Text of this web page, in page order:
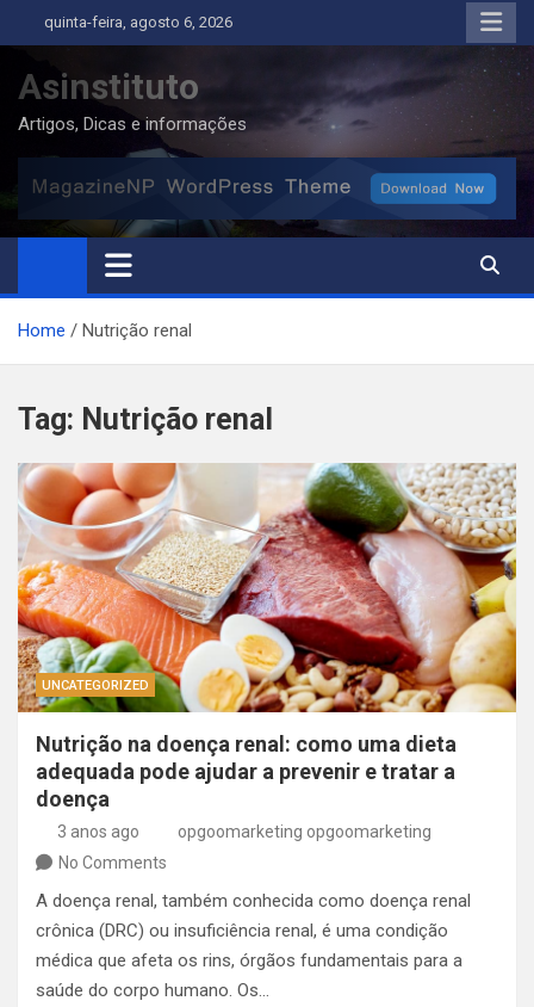
to
content
quinta-feira, agosto 6, 2026
Asinstituto
Artigos, Dicas e informações
Home Nutrição renal
Tag: Nutrição renal
UNCATEGORIZED
Nutrição na doença renal: como uma dieta
adequada pode ajudar a prevenir e tratar a
doença
3 anos ago
opgoomarketing opgoomarketing
No Comments
A doença renal, também conhecida como doença renal
crônica (DRC) ou insuficiência renal, é uma condição
médica que afeta os rins, órgãos fundamentais para a
saúde do corpo humano. Os…